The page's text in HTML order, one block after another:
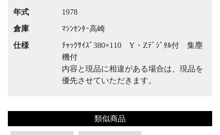
年式
1978
倉庫
ﾏｼﾝｾﾝﾀｰ高崎
仕様
ﾁｬｯｸｻｲｽﾞ380×110 Y・Zﾃﾞｼﾞﾀﾙ付 集塵
機付
内容と現品に相違がある場合は、現品を
優先させていただきます。
類似商品